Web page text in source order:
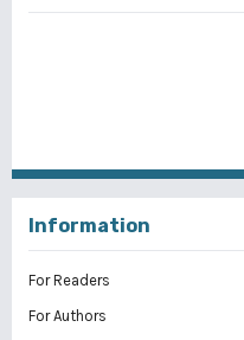
Information
For Readers
For Authors